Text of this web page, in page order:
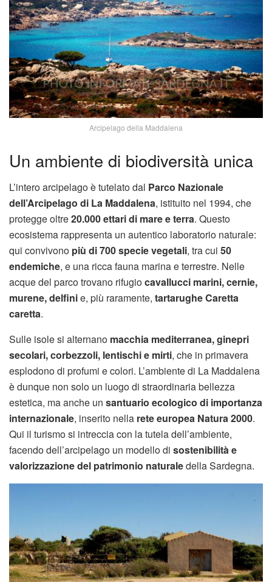
Arcipelago della Maddalena
Un ambiente di biodiversità unica
L’intero arcipelago è tutelato dal Parco Nazionale
dell’Arcipelago di La Maddalena, istituito nel 1994, che
protegge oltre20.000 ettari di mare e terra. Questo
ecosistema rappresenta un autentico laboratorio naturale:
qui convivono più di 700 specie vegetali, tra cui 50
endemiche, e una ricca fauna marina e terrestre. Nelle
acque del parco trovano rifugiocavallucci marini, cernie,
murene, delfinie, più raramente, tartarughe Caretta
caretta.
Sulle isole si alternano macchia mediterranea, ginepri
secolari, corbezzoli, lentischi e mirti, che in primavera
esplodono di profumi e colori. L’ambiente di La Maddalena
è dunque non solo un luogo di straordinaria bellezza
estetica, ma anche un santuario ecologico di importanza
internazionale, inserito nella rete europea Natura 2000.
Qui il turismo si intreccia con la tutela dell’ambiente,
facendo dell’arcipelago un modello di sostenibilità e
valorizzazione del patrimonio naturaledella Sardegna.